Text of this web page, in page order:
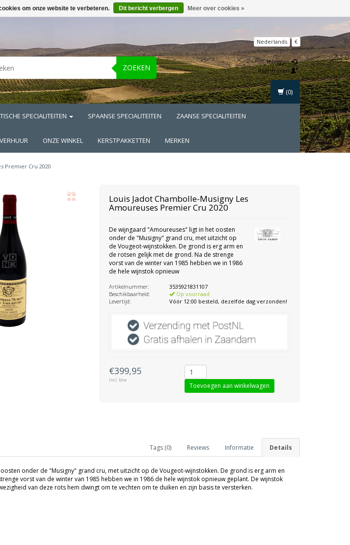
ZOEKEN
Nederlands €
Inloggen
Registreren
SPECIALITEITEN SPAANSE SPECIALITEITEN ZAANSE SPECIALITEITEN
VERHUUR ONZE WINKEL KERSTPAKKETTEN MERKEN
(0)
Premier Cru 2020
Louis JadotChambolle-Musigny Les
Amoureuses Premier Cru 2020
De wijngaard "Amoureuses" ligt in het oosten
onder de "Musigny" grand cru, met uitzicht op
de Vougeot-wijnstokken. De grond is erg arm en
de rotsen gelijk met de grond. Na de strenge
vorst van de winter van 1985 hebben we in 1986
de hele wijnstok opnieuw
Artikelnummer:
3535921831107
Beschikbaarheid:
Op voorraad
Levertijd:
Vóór 12:00 besteld, dezelfde dag verzonden!
€399,95
Incl. btw
Details
Informatie
Reviews
Tags (0)
onder de "Musigny" grand cru, met uitzicht op de Vougeot-wijnstokken. De grond is erg arm en
vorst van de winter van 1985 hebben we in 1986 de hele wijnstok opnieuw geplant. De wijnstok
van deze rots hem dwingt om te vechten om te duiken en zijn basis te versterken.
om onze website te verbeteren. Dit bericht verbergen Meer over cookies »